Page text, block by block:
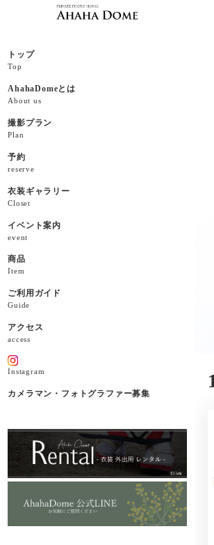
トップ
Top
AhahaDomeとは
About us
撮影プラン
Plan
予約
reserve
衣装ギャラリー
Closet
イベント案内
event
商品
Item
ご利用ガイド
Guide
アクセス
access
Instagram
カメラマン・フォトグラファー募集